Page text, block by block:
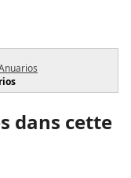
dans cette